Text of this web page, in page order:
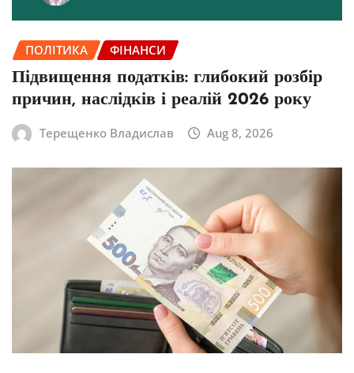
ПОЛІТИКА ФІНАНСИ
Підвищення податків: глибокий розбір
причин, наслідків і реалій 2026 року
Терещенко Владислав Aug 8, 2026